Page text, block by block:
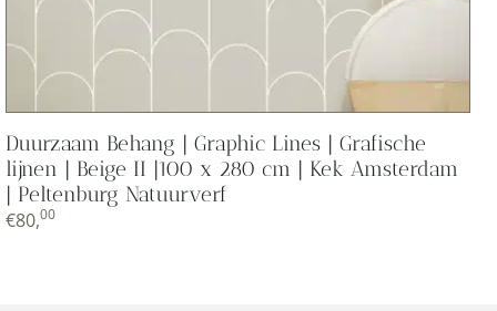
Duurzaam Behang | Graphic Lines | Grafische
lijnen | Beige II |100 x 280 cm | Kek Amsterdam
| Peltenburg Natuurverf
€80,00